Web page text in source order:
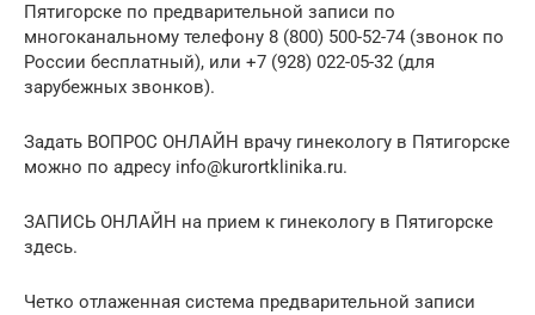
Пятигорске по предварительной записи по
многоканальному телефону 8 (800) 500-52-74 (звонок по
России бесплатный), или +7 (928) 022-05-32 (для
зарубежных звонков).
Задать ВОПРОС ОНЛАЙН врачу гинекологу в Пятигорске
можно по адресу info@kurortklinika.ru.
ЗАПИСЬ ОНЛАЙН на прием к гинекологу в Пятигорске
здесь.
Четко отлаженная система предварительной записи